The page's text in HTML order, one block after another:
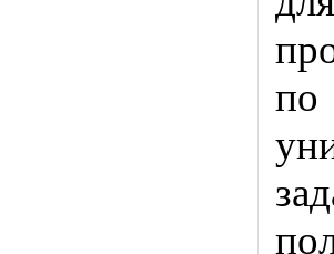
по